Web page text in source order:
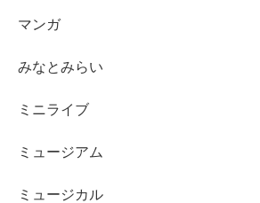
マンガ
みなとみらい
ミニライブ
ミュージアム
ミュージカル